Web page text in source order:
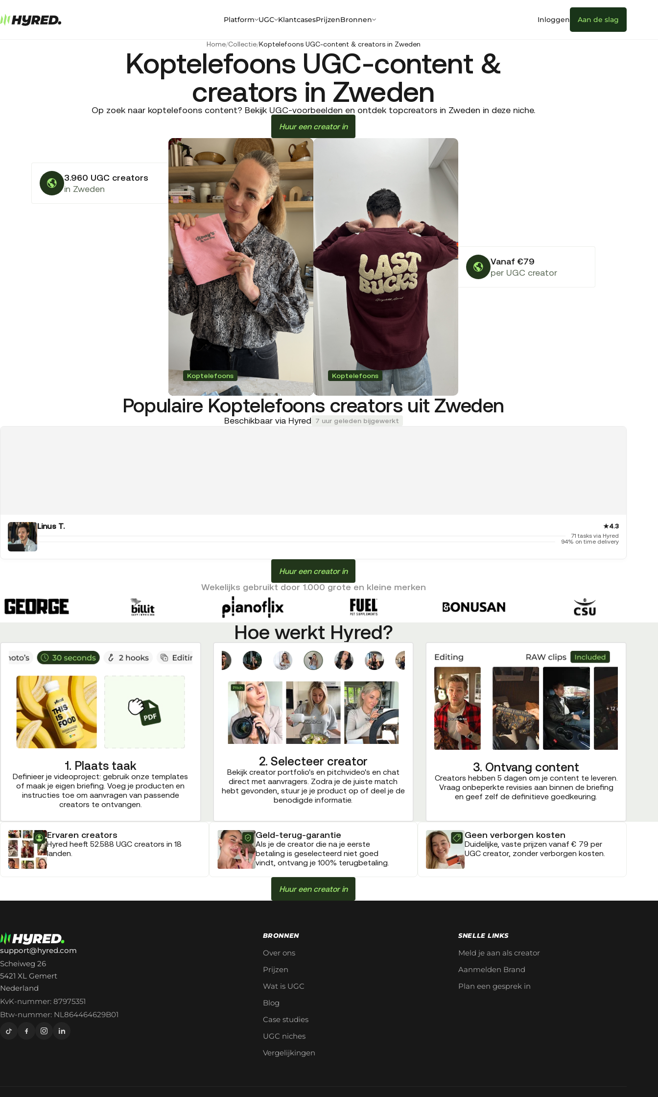
Platform UGC KlantcasesPrijzenBronnen Inloggen Aan de slag
Home/Collectie/Koptelefoons UGC-content & creators in Zweden
Koptelefoons UGC-content &
creators in Zweden
Op zoek naar koptelefoons content? Bekijk UGC-voorbeelden en ontdek topcreators in Zweden in deze niche.
Huur een creator in
3.960 UGC creators
in Zweden
Koptelefoons Koptelefoons
Vanaf €79
per UGC creator
Populaire Koptelefoons creators uit Zweden
Beschikbaar via Hyred 7 uur geleden bijgewerkt
Linus T. ★4.3
71 tasks via Hyred
94% on time delivery
Huur een creator in
Wekelijks gebruikt door 1.000 grote en kleine merken
Hoe werkt Hyred?
1. Plaats taak
Definieer je videoproject: gebruik onze templates
of maak je eigen briefing. Voeg je producten en
instructies toe om aanvragen van passende
creators te ontvangen.
2. Selecteer creator
Bekijk creator portfolio's en pitchvideo's en chat
direct met aanvragers. Zodra je de juiste match
hebt gevonden, stuur je je product op of deel je de
benodigde informatie.
3. Ontvang content
Creators hebben 5 dagen om je content te leveren.
Vraag onbeperkte revisies aan binnen de briefing
en geef zelf de definitieve goedkeuring.
Ervaren creators
Hyred heeft 52.588 UGC creators in 18
landen.
Geld-terug-garantie
Als je de creator die na je eerste
betaling is geselecteerd niet goed
vindt, ontvang je 100% terugbetaling.
Geen verborgen kosten
Duidelijke, vaste prijzen vanaf € 79 per
UGC creator, zonder verborgen kosten.
Huur een creator in
support@hyred.com
Scheiweg 26
5421 XL Gemert
Nederland
KvK-nummer: 87975351
Btw-nummer: NL864464629B01
BRONNEN
Over ons
Prijzen
Wat is UGC
Blog
Case studies
UGC niches
Vergelijkingen
SNELLE LINKS
Meld je aan als creator
Aanmelden Brand
Plan een gesprek in